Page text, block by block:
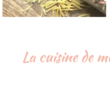
La cuisine de